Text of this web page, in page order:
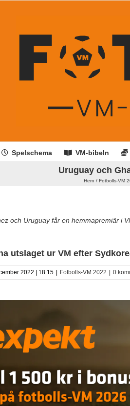
Spelschema VM-bibeln
Uruguay och
Hem Fotbolls-VM
och Uruguay får en hemmapremiär i
utslaget ur VM efter
2022 | 18:15 Fotbolls-VM 2022 0